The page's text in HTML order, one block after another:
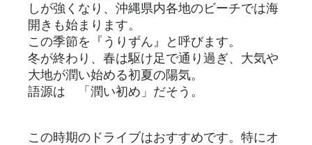
しが強くなり、沖縄県内各地のビーチでは海
開きも始まります。
この季節を『うりずん』と呼びます。
冬が終わり、春は駆け足で通り過ぎ、大気や
大地が潤い始める初夏の陽気。
語源は 「潤い初め」だそう。
この時期のドライブはおすすめです。特にオ